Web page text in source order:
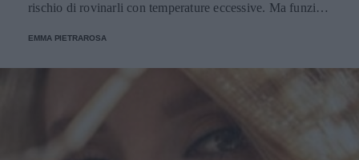
rischio di rovinarli con temperature eccessive. Ma funziona
EMMA PIETRAROSA